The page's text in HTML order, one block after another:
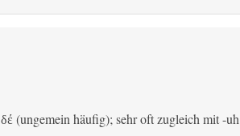
δέ (ungemein häufig); sehr oft zugleich mit -uh